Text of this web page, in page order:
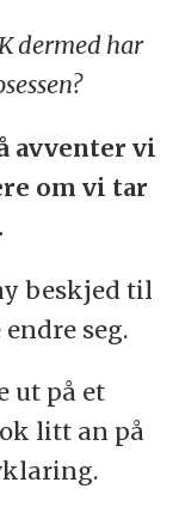
dermed har
avventer vi
om vi tar
beskjed til
seg.
ut på et
litt an på